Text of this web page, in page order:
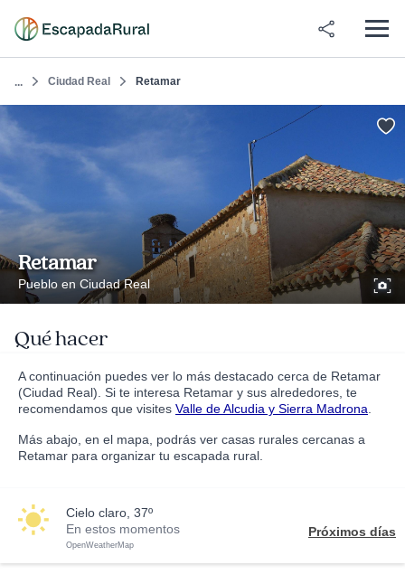
... Ciudad Real Retamar
Retamar
Pueblo en Ciudad Real
Qué hacer
A continuación puedes ver lo más destacado cerca de Retamar
(Ciudad Real). Si te interesa Retamar y sus alrededores, te
recomendamos que visites Valle de Alcudia y Sierra Madrona
Más abajo, en el mapa, podrás ver casas rurales cercanas a
Retamar para organizar tu escapada rural.
cielo claro, 37º
En estos momentos
OpenWeatherMap
Próximos días